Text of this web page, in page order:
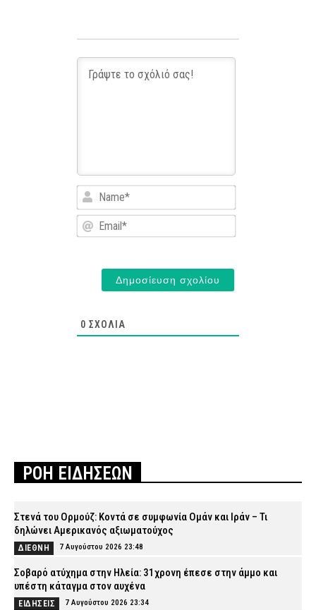
Name*
Email*
0 ΣΧΌΛΙΑ
ΡΟΗ ΕΙΔΗΣΕΩΝ
Στενά του Ορμούζ: Κοντά σε συμφωνία Ομάν και Ιράν – Τι
δηλώνει Αμερικανός αξιωματούχος
ΔΙΕΘΝΗ 7 Αυγούστου 2026 23:48
Σοβαρό ατύχημα στην Ηλεία: 31χρονη έπεσε στην άμμο και
υπέστη κάταγμα στον αυχένα
ΕΙΔΗΣΕΙΣ 7 Αυγούστου 2026 23:34